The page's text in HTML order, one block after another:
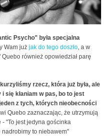
Psycho" była specjalna
Wam już jak do tego doszło, a w
również opowiedział parę
rzecz, która już była, ale
się kłaniam w pas, bo to jest
z tych, których nieobecności
Quebo zaznaczając, że utrzymują
- "To jest jedyna gościnka
to niebawem"